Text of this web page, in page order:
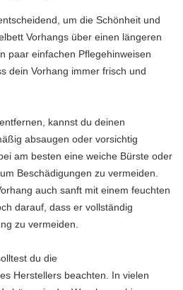
um die Schönheit und
Vorhangs über einen längeren
paar einfachen Pflegehinweisen
dein Vorhang immer frisch und
kannst du deinen
absaugen oder vorsichtig
am besten eine weiche Bürste oder
Beschädigungen zu vermeiden.
auch sanft mit einem feuchten
darauf, dass er vollständig
zu vermeiden.
du die
Herstellers beachten. In vielen